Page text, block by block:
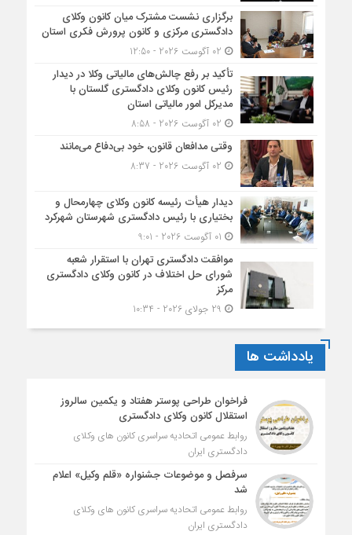
برگزاری نشست مشترک میان کانون وکلای
دادگستری مرکزی و کانون پرورش فکری استان
تأکید بر رفع چالش‌های مالیاتی وکلا در دیدار
رئیس کانون وکلای دادگستری گلستان با
مدیرکل امور مالیاتی استان
وقتی مدافعان قانون، خود بی‌دفاع می‌مانند
دیدار هیأت رئیسه کانون وکلای چهارمحال و
بختیاری با رئیس دادگستری شهرستان شهرکرد
موافقت دادگستری تهران با استقرار شعبه
شورای حل اختلاف در کانون وکلای دادگستری
مرکز
یادداشت ها
فراخوان طراحی پوستر هفتاد و یکمین سالروز
استقلال کانون وکلای دادگستری
روابط عمومی اتحادیه سراسری کانون های وکلای
دادگستری ایران
سرفصل و موضوعات جشنواره «قلم وکیل» اعلام
شد
روابط عمومی اتحادیه سراسری کانون های وکلای
دادگستری ایران